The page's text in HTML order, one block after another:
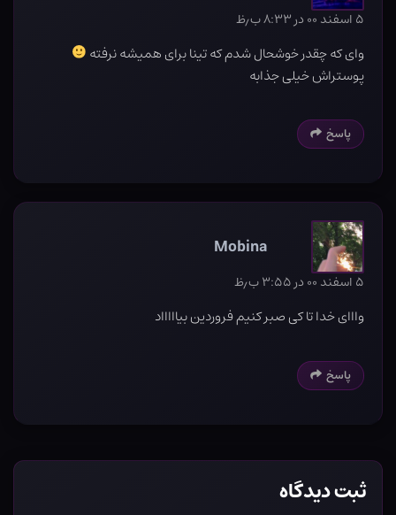
۵ اسفند ۰۰ در ۸:۳۳ ب٫ظ
وای که چقدر خوشحال شدم که تینا برای همیشه نرفته
پوستراش خیلی جذابه
پاسخ
Mobina
۵ اسفند ۰۰ در ۳:۵۵ ب٫ظ
وااای خدا تا کی صبر کنیم فروردین بیاااااد
پاسخ
ثبت دیدگاه